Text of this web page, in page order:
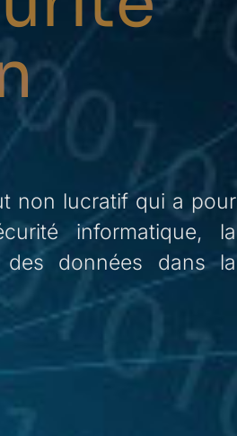
non lucratif qui a pour
informatique, la
données dans la